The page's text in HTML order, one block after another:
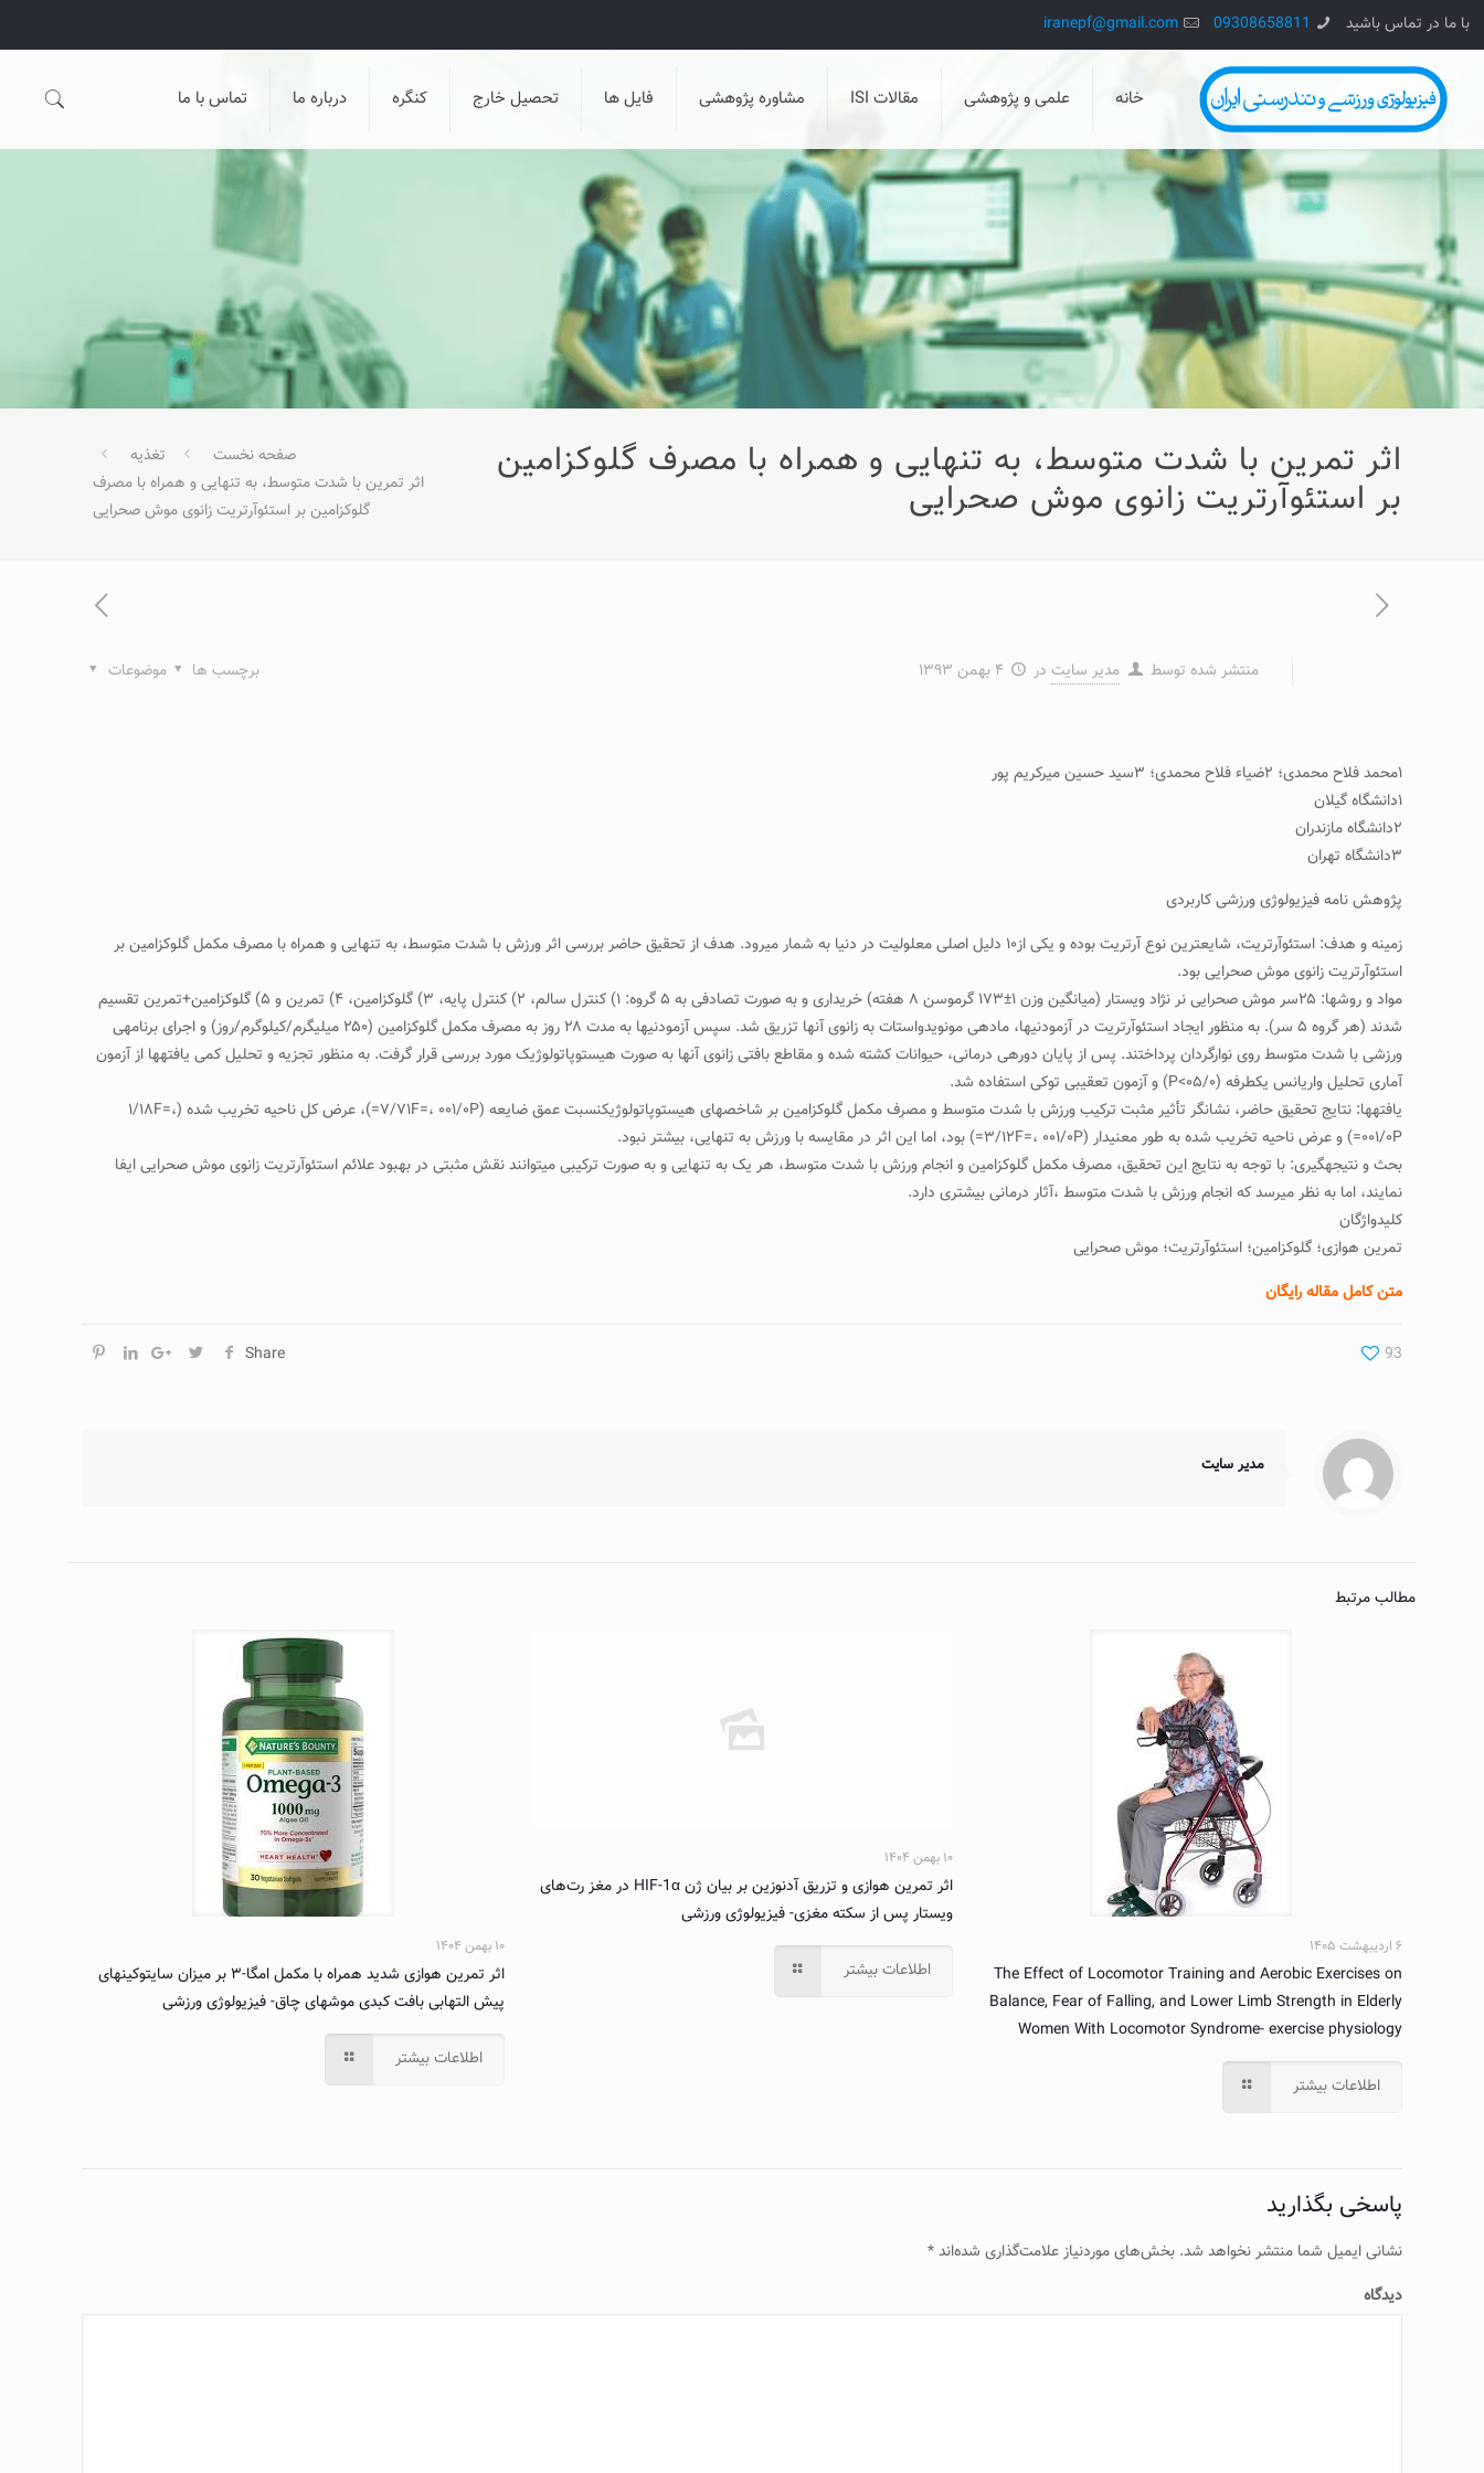
با ما در تماس باشید 09308658811
iranepf@gmail.com
خانه علمی و پژوهشی مقالات ISI مشاوره پژوهشی فایل ها تحصیل خارج کنگره درباره ما تماس با ما
اثر تمرین با شدت متوسط، به تنهایی و همراه با مصرف گلوکزامین
بر استئوآرتریت زانوی موش صحرایی
صفحه نخست
تغذیه
اثر تمرین با شدت متوسط، به تنهایی و همراه با مصرف
گلوکزامین بر استئوآرتریت زانوی موش صحرایی
منتشر شده توسط مدیر سایت در ۴ بهمن ۱۳۹۳ موضوعات برچسب ها
۱محمد فلاح محمدی؛ ۲ضیاء فلاح محمدی؛ ۳سید حسین میرکریم پور
۱دانشگاه گیلان
۲دانشگاه مازندران
۳دانشگاه تهران
پژوهش نامه فیزیولوژی ورزشی کاربردی
زمینه و هدف: استئوآرتریت، شایع­ترین نوع آرتریت بوده و یکی از۱۰ دلیل اصلی معلولیت در دنیا به شمار می­رود. هدف از تحقیق حاضر بررسی اثر ورزش با شدت متوسط، به تنهایی و همراه با مصرف مکمل گلوکزامین بر
استئوآرتریت زانوی موش صحرایی بود.
مواد و روش­ها: ۲۵سر موش صحرایی نر نژاد ویستار (میانگین وزن ۱±۱۷۳ گرموسن ۸ هفته) خریداری و به صورت تصادفی به ۵ گروه: ۱) کنترل سالم، ۲) کنترل پایه، ۳) گلوکزامین، ۴) تمرین و ۵) گلوکزامین+تمرین تقسیم
شدند (هر گروه ۵ سر). به منظور ایجاد استئوآرتریت در آزمودنی­ها، ماده­ی مونویدواستات به زانوی آن­ها تزریق شد. سپس آزمودنی­ها به مدت ۲۸ روز به مصرف مکمل گلوکزامین (۲۵۰ میلی­گرم/کیلوگرم/روز) و اجرای برنامه­ی
ورزشی با شدت متوسط روی نوارگردان پرداختند. پس از پایان دوره­ی درمانی، حیوانات کشته شده و مقاطع بافتی زانوی آن­ها به صورت هیستوپاتولوژیک مورد بررسی قرار گرفت. به منظور تجزیه و تحلیل کمی یافته­ها از آزمون
آماری تحلیل واریانس یک­طرفه (۰۵/۰>P) و آزمون تعقیبی توکی استفاده شد.
یافته­ها: نتایج تحقیق حاضر، نشانگر تأثیر مثبت ترکیب ورزش با شدت متوسط و مصرف مکمل گلوکزامین بر شاخص­های هیستوپاتولوژیکنسبت عمق ضایعه (۷/۷۱F=، ۰۰۱/۰P=)، عرض کل ناحیه تخریب شده (۱/۱۸F=،
۰۰۱/۰P=) و عرض ناحیه تخریب شده به طور معنی­دار (۳/۱۲F=، ۰۰۱/۰P=) بود، اما این اثر در مقایسه با ورزش به تنهایی، بیشتر نبود.
بحث و نتیجه­گیری: با توجه به نتایج این تحقیق، مصرف مکمل گلوکزامین و انجام ورزش با شدت متوسط، هر یک به تنهایی و به صورت ترکیبی می­توانند نقش مثبتی در بهبود علائم استئوآرتریت زانوی موش صحرایی ایفا
نمایند، اما به نظر می­رسد که انجام ورزش با شدت متوسط ،آثار درمانی بیشتری دارد.
کلیدواژگان
تمرین هوازی؛ گلوکزامین؛ استئوآرتریت؛ موش صحرایی
متن کامل مقاله رایگان
Share 93
مدیر سایت
مطالب مرتبط
۶ اردیبهشت ۱۴۰۵
The Effect of Locomotor Training and Aerobic Exercises on
Balance, Fear of Falling, and Lower Limb Strength in Elderly
Women With Locomotor Syndrome- exercise physiology
اطلاعات بیشتر
۱۰ بهمن ۱۴۰۴
اثر تمرین هوازی و تزریق آدنوزین بر بیان ژن HIF-1α در مغز رت‌های
ویستار پس از سکته مغزی- فیزیولوژی ورزشی
اطلاعات بیشتر
۱۰ بهمن ۱۴۰۴
اثر تمرین هوازی شدید همراه با مکمل امگا-۳ بر میزان سایتوکینهای
پیش التهابی بافت کبدی موشهای چاق- فیزیولوژی ورزشی
اطلاعات بیشتر
پاسخی بگذارید
نشانی ایمیل شما منتشر نخواهد شد. بخش‌های موردنیاز علامت‌گذاری شده‌اند*
دیدگاه